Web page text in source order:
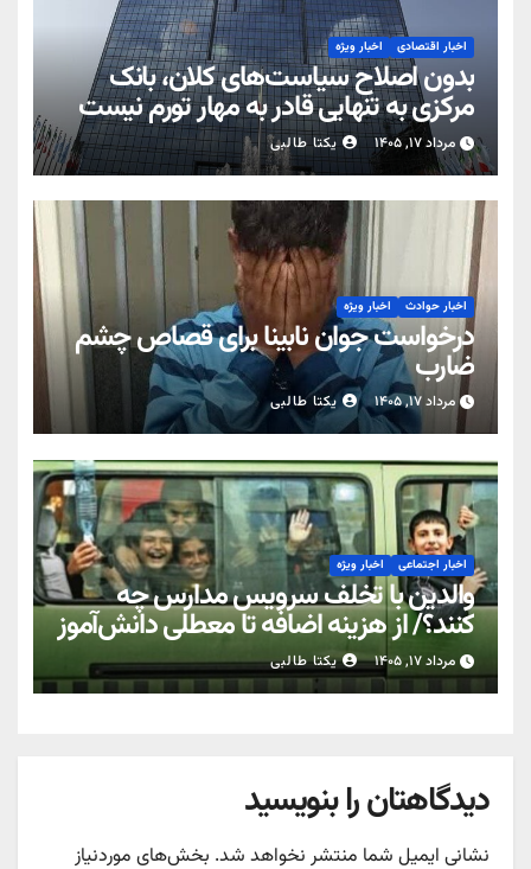
اخبار اقتصادی اخبار ویژه
بدون اصلاح سیاست‌های کلان، بانک
مرکزی به تنهایی قادر به مهار تورم نیست
مرداد ۱۷, ۱۴۰۵ یکتا طالبی
اخبار حوادث اخبار ویژه
درخواست جوان نابینا برای قصاص چشم
ضارب
مرداد ۱۷, ۱۴۰۵ یکتا طالبی
اخبار اجتماعی اخبار ویژه
والدین با تخلف سرویس مدارس چه
کنند؟/ از هزینه اضافه تا معطلی دانش‌آموز
مرداد ۱۷, ۱۴۰۵ یکتا طالبی
دیدگاهتان را بنویسید
نشانی ایمیل شما منتشر نخواهد شد. بخش‌های موردنیاز